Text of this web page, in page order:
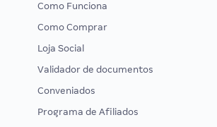
Como Funciona
Como Comprar
Loja Social
Validador de documentos
Conveniados
Programa de Afiliados